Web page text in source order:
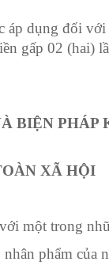
dụng đối
gấp 02 (hai)
BIỆN PHÁP
XÃ HỘI
một trong
phẩm của